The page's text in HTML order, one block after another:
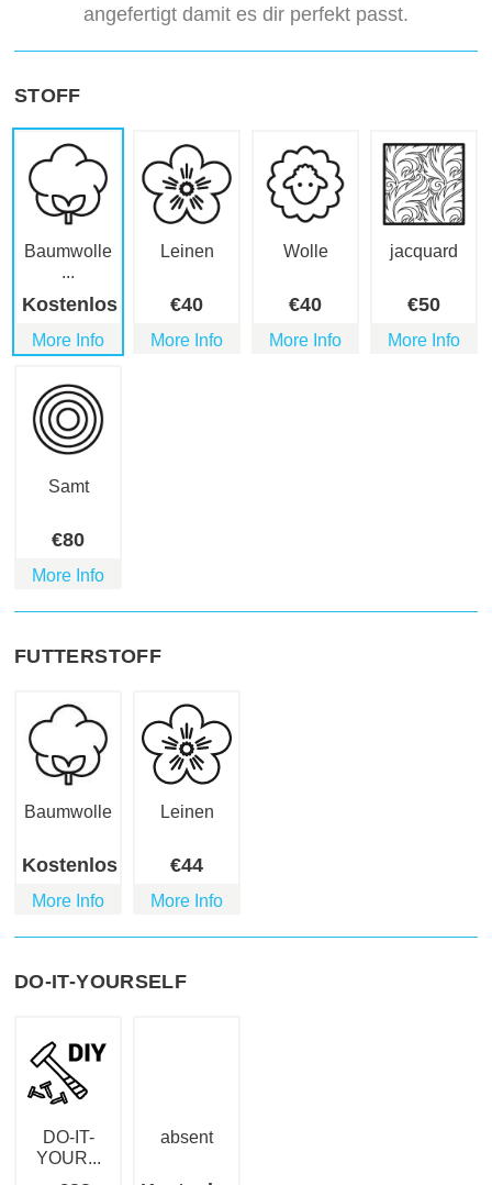
angefertigt damit es dir perfekt passt.
STOFF
Baumwolle
...
Kostenlos
More Info
Leinen
€40
More Info
Wolle
€40
More Info
jacquard
€50
More Info
Samt
€80
More Info
FUTTERSTOFF
Baumwolle
Kostenlos
More Info
Leinen
€44
More Info
DO-IT-YOURSELF
DO-IT-
YOUR...
absent